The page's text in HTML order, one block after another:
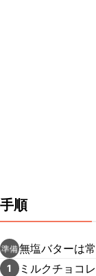
手順
準備無塩バターは
1 ミルクチョコ